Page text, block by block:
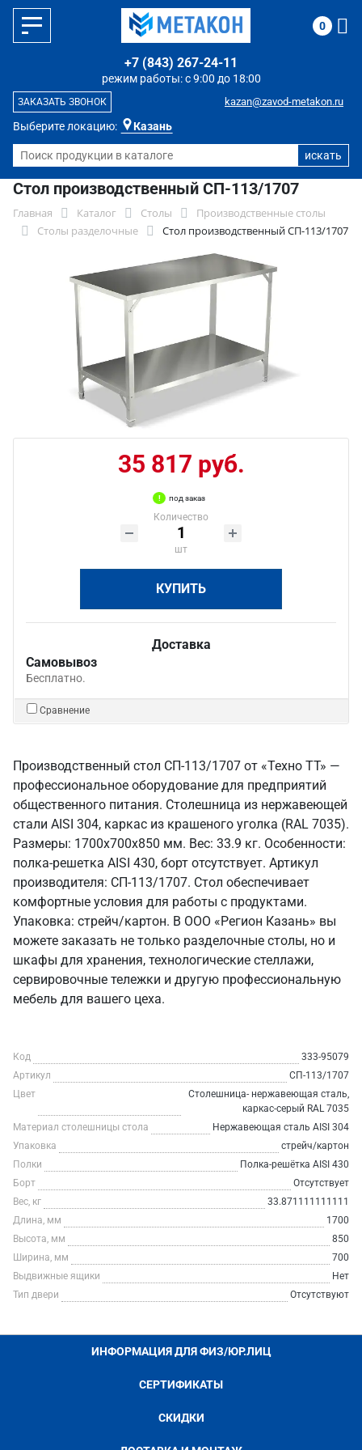
Выберите локацию: Казань
режим работы: с 9:00 до 18:00
+7 (843) 267-24-11
kazan@zavod-metakon.ru
ЗАКАЗАТЬ ЗВОНОК
0
Стол производственный СП-113/1707
Главная Каталог Столы
Производственные столы
Столы разделочные
Стол производственный СП-113/1707
35 817 руб.
под заказ
Количество
шт
КУПИТЬ
Доставка
Самовывоз
Бесплатно.
Сравнение
Производственный стол СП-113/1707 от «Техно ТТ» —
профессиональное оборудование для предприятий
общественного питания. Столешница из нержавеющей
стали AISI 304, каркас из крашеного уголка (RAL 7035).
Размеры: 1700x700x850 мм. Вес: 33.9 кг. Особенности:
полка-решетка AISI 430, борт отсутствует. Артикул
производителя: СП-113/1707. Стол обеспечивает
комфортные условия для работы с продуктами.
Упаковка: стрейч/картон. В ООО «Регион Казань» вы
можете заказать не только разделочные столы, но и
шкафы для хранения, технологические стеллажи,
сервировочные тележки и другую профессиональную
мебель для вашего цеха.
Код
333-95079
Артикул
СП-113/1707
Цвет
Столешница- нержавеющая сталь,
каркас-серый RAL 7035
Материал столешницы стола
Нержавеющая сталь AISI 304
Упаковка
стрейч/картон
Полки
Полка-решётка AISI 430
Борт
Отсутствует
Вес, кг
33.871111111111
Длина, мм
1700
Высота, мм
850
Ширина, мм
700
Выдвижные ящики
Нет
Тип двери
Отсутствуют
ИНФОРМАЦИЯ ДЛЯ ФИЗ/ЮР.ЛИЦ
СЕРТИФИКАТЫ
СКИДКИ